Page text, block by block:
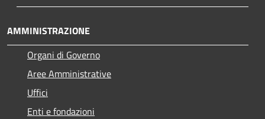
AMMINISTRAZIONE
Organi di Governo
Aree Amministrative
Uffici
Enti e fondazioni